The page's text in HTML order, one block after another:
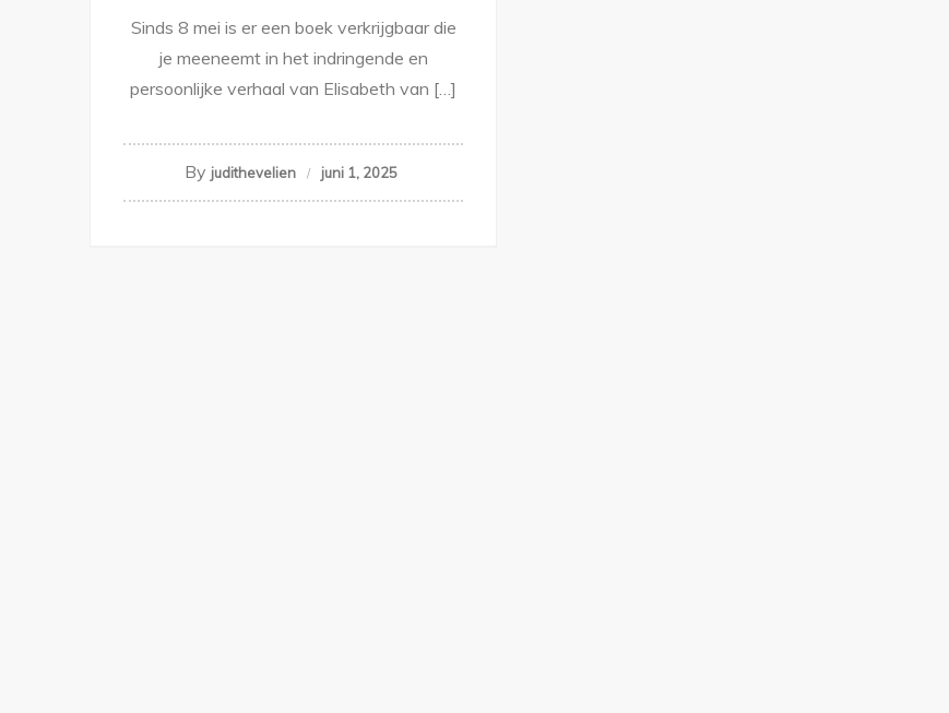
Sinds 8 mei is er een boek verkrijgbaar die
je meeneemt in het indringende en
persoonlijke verhaal van Elisabeth van […]
By judithevelien juni 1, 2025